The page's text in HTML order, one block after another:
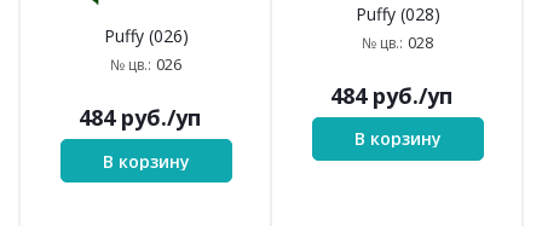
Puffy (026)
№ цв.: 026
484руб./уп
В корзину
Puffy (028)
№ цв.: 028
484руб./уп
В корзину